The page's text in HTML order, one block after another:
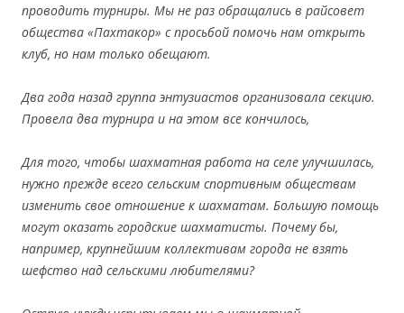
проводить турниры. Мы не раз обращались в рaйсовет
общества «Пахтакор» с просьбой помочь нам открыть
клуб, но нам только обещают.
Два года назад группa энтузиастов организовала секцию.
Провела два турнира и на этом все кончилось,
Для того, чтобы шахматная работа на селе улучшилась,
нужно прежде всего сельским спортивным обществам
изменить свое отношение к шахматам. Большую помощь
могут оказать городские шахматисты. Почему бы,
например, крупнейшим коллективам города не взять
шефство над сельскими любителями?